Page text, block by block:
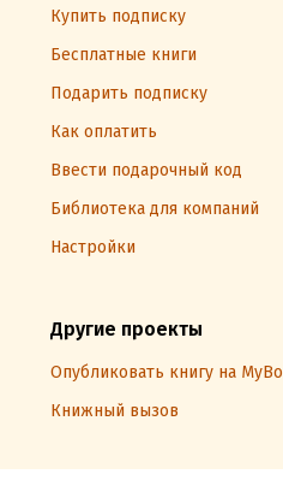
Купить подписку
Бесплатные книги
Подарить подписку
Как оплатить
Ввести подарочный код
Библиотека для компаний
Настройки
Другие проекты
Опубликовать книгу на
Книжный вызов